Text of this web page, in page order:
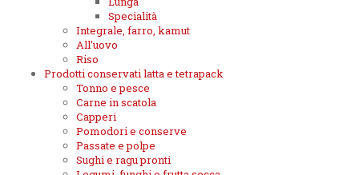
Specialità
Integrale, farro, kamut
All'uovo
Riso
Prodotti conservati latta e tetrapack
Tonno e pesce
Carne in scatola
Capperi
Pomodori e conserve
Passate e polpe
Sughi e ragu pronti